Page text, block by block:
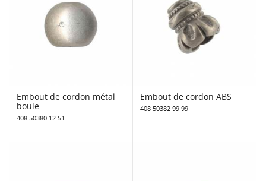
Embout de cordon métal
boule
408 50380 12 51
Embout de cordon ABS
408 50382 99 99